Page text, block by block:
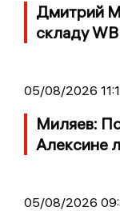
Дмитрий
складу
05/08/2026
Миляев:
Алексине
05/08/2026